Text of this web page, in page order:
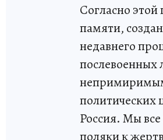
Согласно
памяти,
недавнего
послевоенных
политических
Россия. Мы
поляки к